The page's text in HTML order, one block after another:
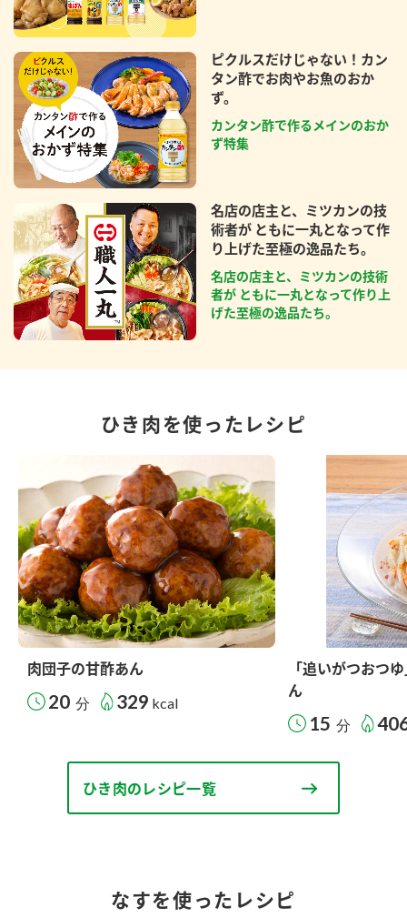
ピクルスだけじゃない！カン
タン酢でお肉やお魚のおか
ず。
カンタン酢で作るメインのおか
ず特集
名店の店主と、ミツカンの技
術者が ともに一丸となって作
り上げた至極の逸品たち。
名店の店主と、ミツカンの技術
者が ともに一丸となって作り上
げた至極の逸品たち。
ひき肉を使ったレシピ
肉団子の甘酢あん
20 分 329 kcal
「追いがつおつ
ん
15 分
ひき肉のレシピ一覧
なすを使ったレシピ